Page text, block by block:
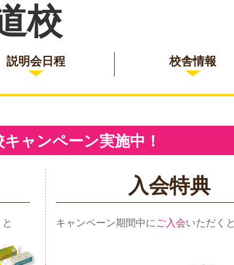
校
説明会日程 校舎情報
ャンペーン実施中！
入会特典
キャンペーン期間中に ご入会いただくと